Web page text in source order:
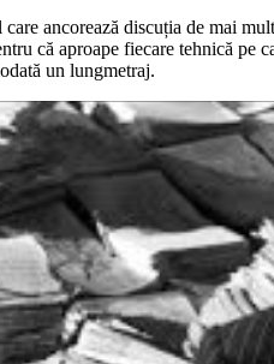
ancorează discuția de mai
că aproape fiecare tehnică pe
un lungmetraj.